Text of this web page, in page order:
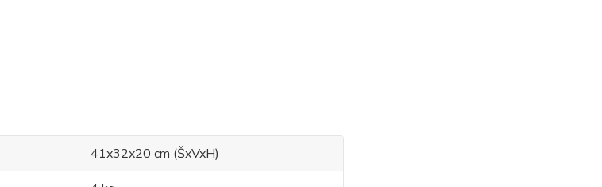
41x32x20 cm (ŠxVxH)